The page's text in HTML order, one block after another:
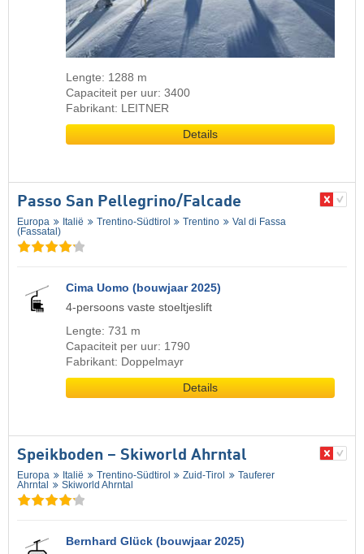
Lengte: 1288 m
Capaciteit per uur: 3400
Fabrikant: LEITNER
Details
Passo San Pellegrino/​Falcade
Europa Italië Trentino-Südtirol Trentino
Val di Fassa
(Fassatal)
Cima Uomo (bouwjaar 2025)
4-persoons vaste stoeltjeslift
Lengte: 731 m
Capaciteit per uur: 1790
Fabrikant: Doppelmayr
Details
Speikboden – Skiworld Ahrntal
Europa Italië Trentino-Südtirol Zuid-Tirol
Tauferer
Ahrntal
Skiworld Ahrntal
Bernhard Glück (bouwjaar 2025)